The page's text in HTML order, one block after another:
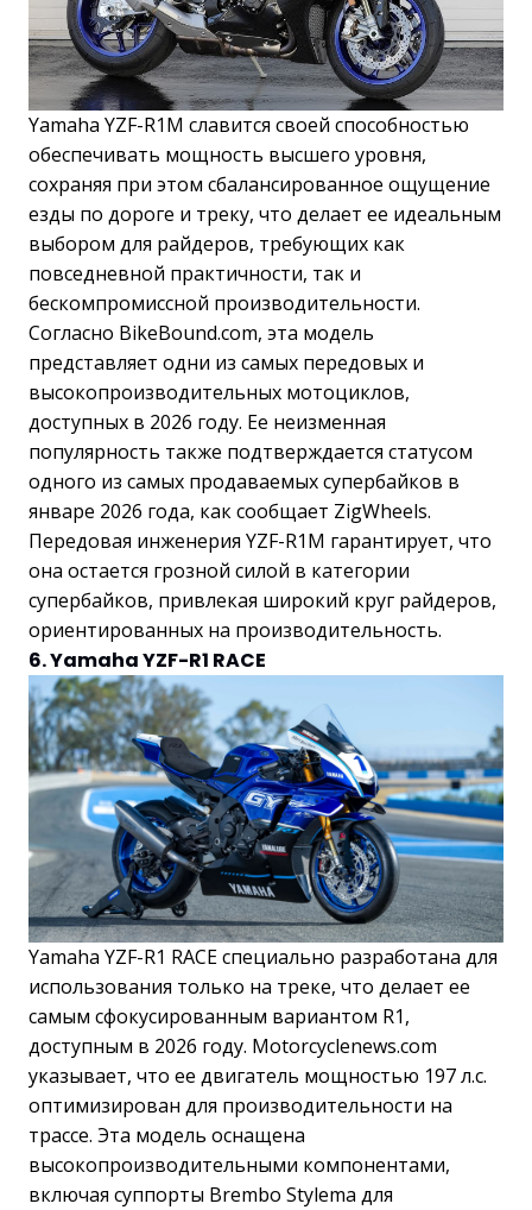
Yamaha YZF-R1M славится своей способностью
обеспечивать мощность высшего уровня,
сохраняя при этом сбалансированное ощущение
езды по дороге и треку, что делает ее идеальным
выбором для райдеров, требующих как
повседневной практичности, так и
бескомпромиссной производительности.
Согласно BikeBound.com, эта модель
представляет одни из самых передовых и
высокопроизводительных мотоциклов,
доступных в 2026 году. Ее неизменная
популярность также подтверждается статусом
одного из самых продаваемых супербайков в
январе 2026 года, как сообщает ZigWheels.
Передовая инженерия YZF-R1M гарантирует, что
она остается грозной силой в категории
супербайков, привлекая широкий круг райдеров,
ориентированных на производительность.
6. Yamaha YZF-R1 RACE
Yamaha YZF-R1 RACE специально разработана для
использования только на треке, что делает ее
самым сфокусированным вариантом R1,
доступным в 2026 году. Motorcyclenews.com
указывает, что ее двигатель мощностью 197 л.с.
оптимизирован для производительности на
трассе. Эта модель оснащена
высокопроизводительными компонентами,
включая суппорты Brembo Stylema для